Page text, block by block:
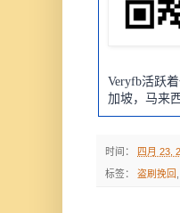
Veryfb活跃
加坡，马来
时间： 四月 23,
标签： 盗刷挽回